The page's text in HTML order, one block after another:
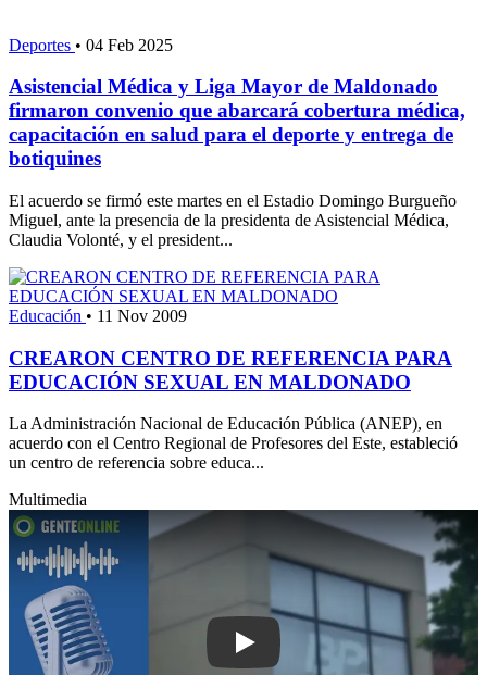
Deportes • 04 Feb 2025
Asistencial Médica y Liga Mayor de Maldonado
firmaron convenio que abarcará cobertura médica,
capacitación en salud para el deporte y entrega de
botiquines
El acuerdo se firmó este martes en el Estadio Domingo Burgueño
Miguel, ante la presencia de la presidenta de Asistencial Médica,
Claudia Volonté, y el president...
Educación • 11 Nov 2009
CREARON CENTRO DE REFERENCIA PARA
EDUCACIÓN SEXUAL EN MALDONADO
La Administración Nacional de Educación Pública (ANEP), en
acuerdo con el Centro Regional de Profesores del Este, estableció
un centro de referencia sobre educa...
Multimedia
Play: Directorio del BPS trabajará